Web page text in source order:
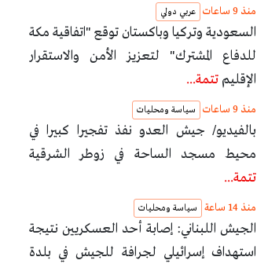
منذ 9 ساعات عربي دولي
السعودية وتركيا وباكستان توقع "اتفاقية مكة
للدفاع المشترك" لتعزيز الأمن والاستقرار
الإقليم تتمة...
منذ 9 ساعات سياسة ومحليات
بالفيديو/ جيش العدو نفذ تفجيرا كبيرا في
محيط مسجد الساحة في زوطر الشرقية
تتمة...
منذ 14 ساعة سياسة ومحليات
الجيش اللبناني: إصابة أحد العسكريين نتيجة
استهداف إسرائيلي لجرافة للجيش في بلدة